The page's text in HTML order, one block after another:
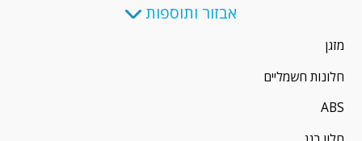
אבזור ותוספות
מזגן
חלונות חשמליים
ABS